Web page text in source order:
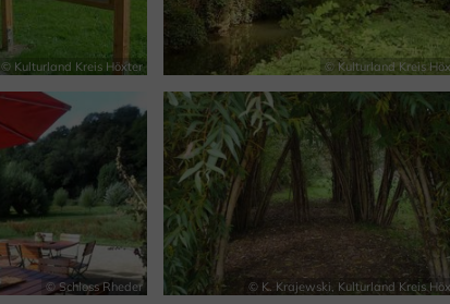
© Kulturland Kreis Höxter © Kulturland Kreis
© Schloss Rheder © K. Krajewski, Kulturland Kreis